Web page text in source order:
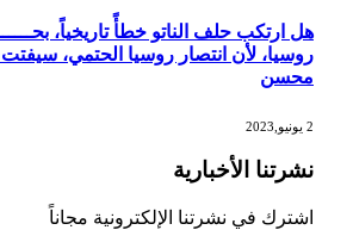
هل ارتكب حلف الناتو خطأً تاريخياً،
روسيا، لأن انتصار روسيا الحتمي، سيفتت
محسن
نشرتنا الأخبارية
اشترك في نشرتنا الإلكترونية مجاناً